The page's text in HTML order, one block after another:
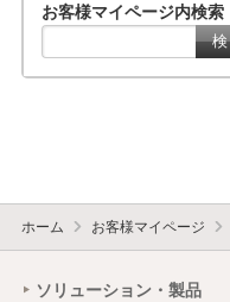
お客様マイページ内検索
ホーム お客様マイページ
ソリューション・製品